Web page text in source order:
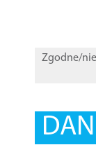
Zgodne/